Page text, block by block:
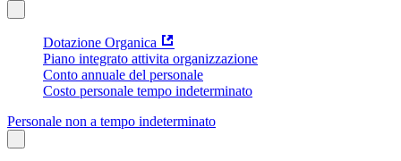
Dotazione Organica
Piano integrato attivita organizzazione
Conto annuale del personale
Costo personale tempo indeterminato
Personale non a tempo indeterminato